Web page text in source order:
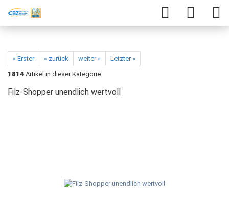
« Erster « zurück weiter »
Letzter »
1814 Artikel in dieser Kategorie
Filz-Shopper unendlich wertvoll